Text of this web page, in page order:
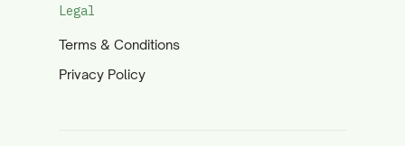
Legal
Terms & Conditions
Privacy Policy